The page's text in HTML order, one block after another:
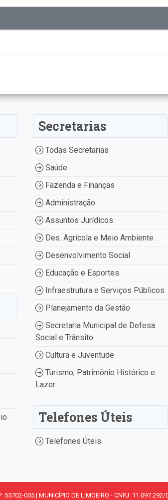
Secretarias
Todas Secretarias
Saúde
Fazenda e Finanças
Administração
Assuntos Jurídicos
Des. Agrícola e Meio Ambiente
Desenvolvimento Social
Educação e Esportes
Infraestrutura e Serviços Públicos
Planejamento da Gestão
Secretaria Municipal de Defesa
Social e Trânsito
Cultura e Juventude
Turismo, Patrimônio Histórico e
Lazer
Telefones Úteis
Telefones Úteis
005 | MUNICÍPIO DE LIMOEIRO - CNPJ: 11.097.292/